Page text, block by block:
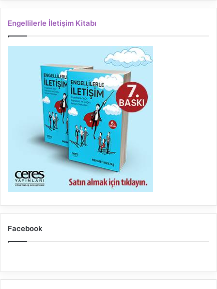
Engellilerle İletişim Kitabı
Facebook